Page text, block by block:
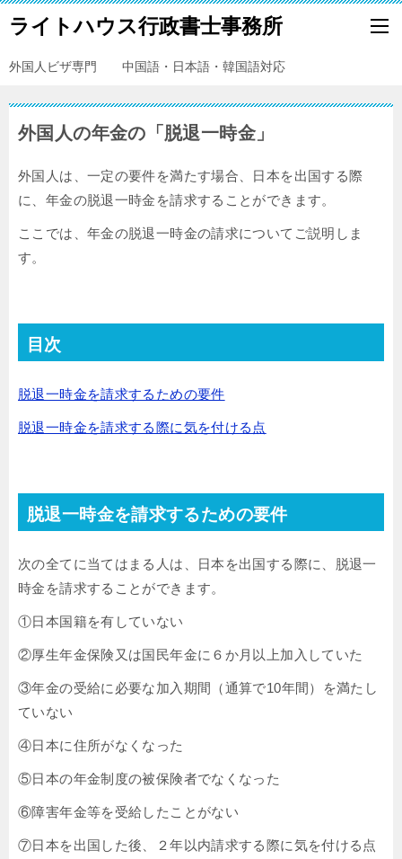
ライトハウス行政書士事務所
外国人ビザ専門 中国語・日本語・韓国語対応
外国人の年金の「脱退一時金」
外国人は、一定の要件を満たす場合、日本を出国する際
に、年金の脱退一時金を請求することができます。
ここでは、年金の脱退一時金の請求についてご説明しま
す。
目次
脱退一時金を請求するための要件
脱退一時金を請求する際に気を付ける点
脱退一時金を請求するための要件
次の全てに当てはまる人は、日本を出国する際に、脱退一
時金を請求することができます。
①日本国籍を有していない
②厚生年金保険又は国民年金に６か月以上加入していた
③年金の受給に必要な加入期間（通算で10年間）を満たし
ていない
④日本に住所がなくなった
⑤日本の年金制度の被保険者でなくなった
⑥障害年金等を受給したことがない
⑦日本を出国した後、２年以内請求する際に気を付ける点